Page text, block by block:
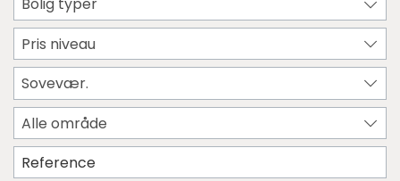
Bolig typer
Pris niveau
Sovevær.
Alle område